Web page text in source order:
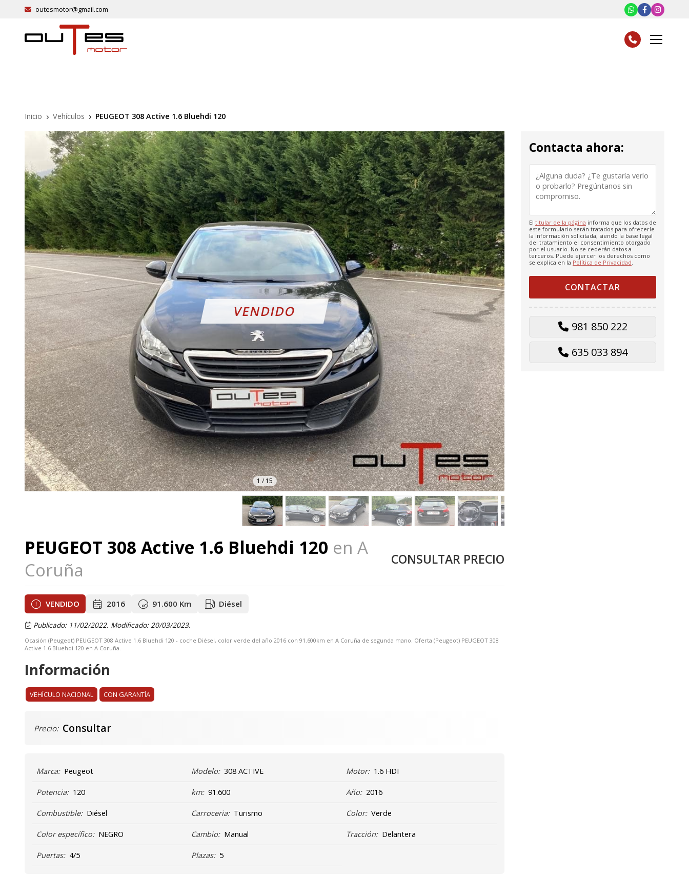
outesmotor@gmail.com
Inicio Vehículos PEUGEOT 308 Active 1.6 Bluehdi 120
Contacta ahora:
El titular de la página informa que los datos de
este formulario serán tratados para ofrecerle
la información solicitada, siendo la base legal
del tratamiento el consentimiento otorgado
por el usuario. No se cederán datos a
terceros. Puede ejercer los derechos como
se explica en la Política de Privacidad.
981 850 222
635 033 894
1 /15
PEUGEOT 308 Active 1.6 Bluehdi 120 en A
Coruña
CONSULTAR PRECIO
VENDIDO 2016 91.600 Km Diésel
Publicado: 11/02/2022. Modificado: 20/03/2023.
Ocasión (Peugeot) PEUGEOT 308 Active 1.6 Bluehdi 120 - coche Diésel, color verde del año 2016 con 91.600km en A Coruña de segunda mano. Oferta (Peugeot) PEUGEOT 308
Active 1.6 Bluehdi 120 en A Coruña.
Información
VEHÍCULO NACIONAL CON GARANTÍA
Precio: Consultar
Marca: Peugeot Modelo: 308 ACTIVE Motor: 1.6 HDI
Potencia: 120 km: 91.600 Año: 2016
Combustible: Diésel Carroceria: Turismo Color: Verde
Color específico: NEGRO Cambio: Manual Tracción: Delantera
Puertas: 4/5 Plazas: 5